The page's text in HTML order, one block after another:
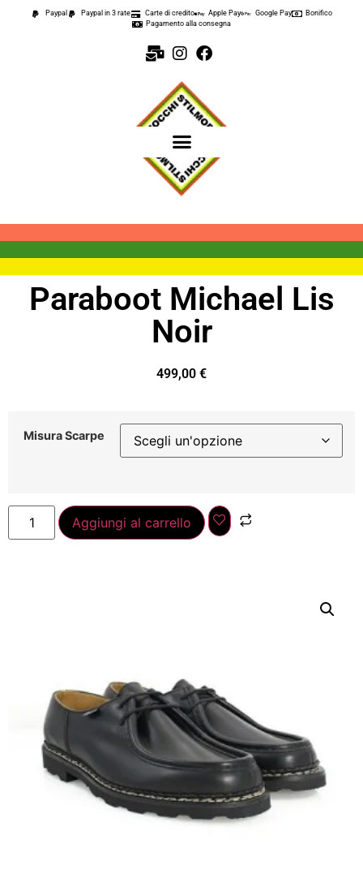
Paypal Paypal in 3 rate Carte di credito Apple Pay Google Pay
Bonifico
Pagamento alla consegna
Paraboot Michael Lis
Noir
499,00 €
Misura Scarpe
Aggiungi al carrello